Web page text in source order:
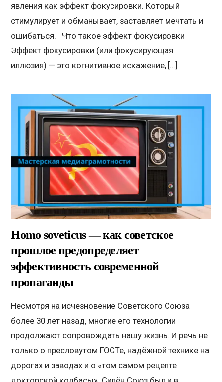
явления как эффект фокусировки. Который
стимулирует и обманывает, заставляет мечтать и
ошибаться. Что такое эффект фокусировки
Эффект фокусировки (или фокусирующая
иллюзия) — это когнитивное искажение, […]
Homo soveticus — как советское
прошлое предопределяет
эффективность современной
пропаганды
Несмотря на исчезновение Советского Союза
более 30 лет назад, многие его технологии
продолжают сопровождать нашу жизнь. И речь не
только о пресловутом ГОСТе, надёжной технике на
дорогах и заводах и о «том самом рецепте
докторской колбасы». Силён Союз был и в